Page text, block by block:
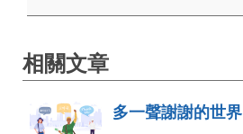
相關文章
多一聲謝謝的世界